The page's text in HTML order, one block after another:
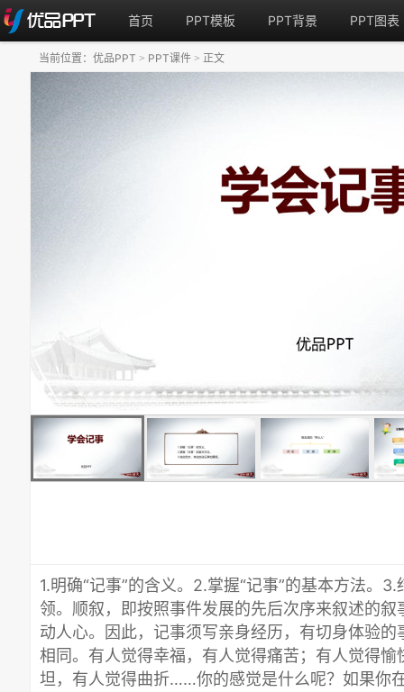
首页 PPT模板 PPT背景 PPT图表
1.明确“记事”的含义。2.掌握“记事”的基本方法。
领。顺叙，即按照事件发展的先后次序来叙述的
动人心。因此，记事须写亲身经历，有切身体验
相同。有人觉得幸福，有人觉得痛苦；有人觉得
坦，有人觉得曲折……你的感觉是什么呢？如果你
当前位置： 优品PPT > PPT课件 > 正文